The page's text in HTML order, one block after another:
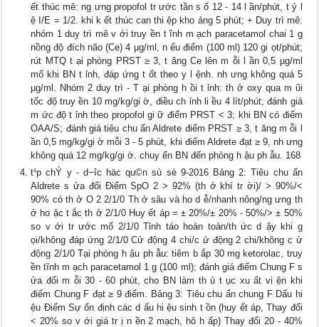
ết thúc mê: ng ưng propofol tr ước tần s ố 12 - 14 l ần/phút, t ỷ l
ệ I/E = 1/2. khi k ết thúc can thi ệp kho ảng 5 phút; + Duy trì mê:
nhóm 1 duy trì mê v ới truy ền t ĩnh m ạch paracetamol chai 1 g
nồng độ đích não (Ce) 4 µg/ml, n ếu điểm (100 ml) 120 gi ọt/phút;
rút MTQ t ại phòng PRST ≥ 3, t ăng Ce lên m ỗi l ần 0,5 µg/ml
mổ khi BN t ỉnh, đáp ứng t ốt theo y l ệnh. nh ưng không quá 5
µg/ml. Nhóm 2 duy trì - T ại phòng h ồi t ỉnh: th ở oxy qua m ũi
tốc độ truy ền 10 mg/kg/gi ờ, điều ch ỉnh li ều 4 lít/phút; đánh giá
m ức độ t ỉnh theo propofol gi ữ điểm PRST < 3; khi BN có điểm
OAA/S; đánh giá tiêu chu ẩn Aldrete điểm PRST ≥ 3, t ăng m ỗi l
ần 0,5 mg/kg/gi ờ mỗi 3 - 5 phút, khi điểm Aldrete đạt ≥ 9, nh ưng
không quá 12 mg/kg/gi ờ. chuy ển BN đến phòng h ậu ph ẫu. 168
t¹p chÝ y - d−îc häc qu©n sù sè 9-2016 Bảng 2: Tiêu chu ẩn
Aldrete s ửa đổi Điểm SpO 2 > 92% (th ở khí tr ời)/ > 90%/<
90% có th ở O 2 2/1/0 Th ở sâu và ho d ễ/nhanh nông/ng ưng th
ở ho ặc t ắc th ở 2/1/0 Huy ết áp = ± 20%/± 20% - 50%/> ± 50%
so v ới tr ước mổ 2/1/0 Tỉnh táo hoàn toàn/th ức d ậy khi g
ọi/không đáp ứng 2/1/0 Cử động 4 chi/c ử động 2 chi/không c ử
động 2/1/0 Tại phòng h ậu ph ẫu: tiêm b ắp 30 mg ketorolac, truy
ền tĩnh m ạch paracetamol 1 g (100 ml); đánh giá điểm Chung F s
ửa đổi m ỗi 30 - 60 phút, cho BN làm th ủ t ục xu ất vi ện khi
điểm Chung F đạt ≥ 9 điểm. Bảng 3: Tiêu chu ẩn chung F Dấu hi
ệu Điểm Sự ổn định các d ấu hi ệu sinh t ồn (huy ết áp, Thay đổi
< 20% so v ới giá tr ị n ền 2 mạch, hô h ấp) Thay đổi 20 - 40%